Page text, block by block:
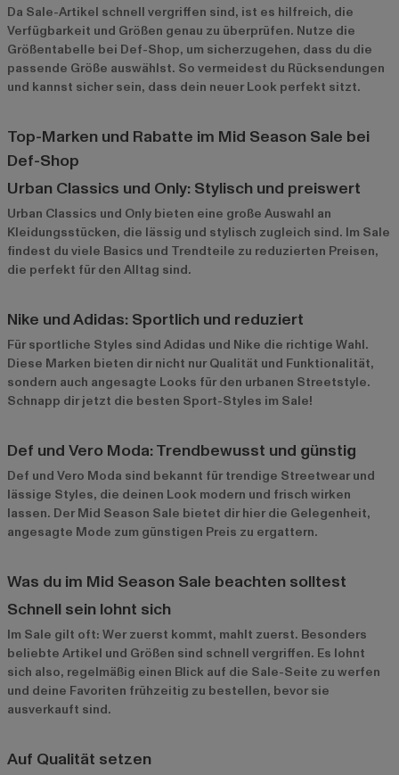
Da Sale-Artikel schnell vergriffen sind, ist es hilfreich, die
Verfügbarkeit und Größen genau zu überprüfen. Nutze die
Größentabelle bei Def-Shop, um sicherzugehen, dass du die
passende Größe auswählst. So vermeidest du Rücksendungen
und kannst sicher sein, dass dein neuer Look perfekt sitzt.
Top-Marken und Rabatte im Mid Season Sale bei
Def-Shop
Urban Classics und Only: Stylisch und preiswert
Urban Classics und Only bieten eine große Auswahl an
Kleidungsstücken, die lässig und stylisch zugleich sind. Im Sale
findest du viele Basics und Trendteile zu reduzierten Preisen,
die perfekt für den Alltag sind.
Nike und Adidas: Sportlich und reduziert
Für sportliche Styles sind Adidas und Nike die richtige Wahl.
Diese Marken bieten dir nicht nur Qualität und Funktionalität,
sondern auch angesagte Looks für den urbanen Streetstyle.
Schnapp dir jetzt die besten Sport-Styles im Sale!
Def und Vero Moda: Trendbewusst und günstig
Def und Vero Moda sind bekannt für trendige Streetwear und
lässige Styles, die deinen Look modern und frisch wirken
lassen. Der Mid Season Sale bietet dir hier die Gelegenheit,
angesagte Mode zum günstigen Preis zu ergattern.
Was du im Mid Season Sale beachten solltest
Schnell sein lohnt sich
Im Sale gilt oft: Wer zuerst kommt, mahlt zuerst. Besonders
beliebte Artikel und Größen sind schnell vergriffen. Es lohnt
sich also, regelmäßig einen Blick auf die Sale-Seite zu werfen
und deine Favoriten frühzeitig zu bestellen, bevor sie
ausverkauft sind.
Auf Qualität setzen